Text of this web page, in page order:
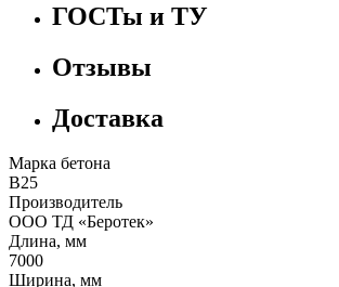
ГОСТы и ТУ
Отзывы
Доставка
Марка бетона
В25
Производитель
ООО ТД «Беротек»
Длина, мм
7000
Ширина, мм